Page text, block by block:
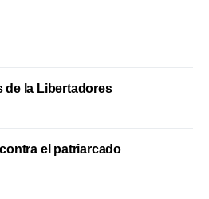
de la Libertadores
el patriarcado